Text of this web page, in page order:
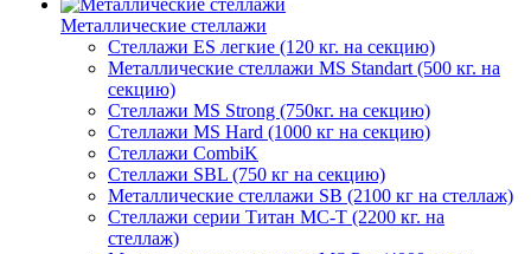
Металлические стеллажи
Стеллажи ES легкие (120 кг. на секцию)
Металлические стеллажи MS Standart (500 кг. на
секцию)
Стеллажи MS Strong (750кг. на секцию)
Стеллажи MS Hard (1000 кг на секцию)
Стеллажи CombiK
Стеллажи SBL (750 кг на секцию)
Металлические стеллажи SB (2100 кг на стеллаж)
Стеллажи серии Титан МС-Т (2200 кг. на
стеллаж)